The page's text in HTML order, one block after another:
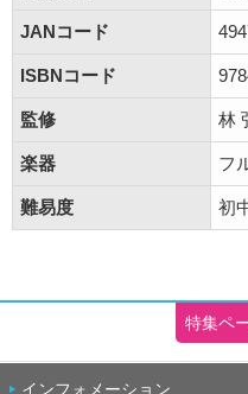
JANコード
ISBNコード
監修 林
楽器 フ
難易度 初
特集ペ
インフォメーション